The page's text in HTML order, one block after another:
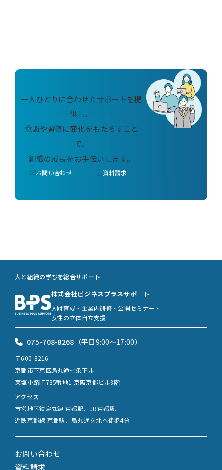
一人ひとりに合わせたサポートを提
供し、
意識や習慣に変化をもたらすこと
で、
組織の成長をお手伝いします。
お問い合わせ 資料請求
お問い合わせ
資料請求
人と組織の学びを総合サポート
株式会社ビジネスプラスサポート
人財育成・企業内研修・公開セミナー・
女性の立体自立支援
075-708-8268 （平日9:00〜17:00）
〒600-8216
京都市下京区烏丸通七条下ル
東塩小路町735番地1 京阪京都ビル8階
アクセス
市営地下鉄烏丸線 京都駅、JR京都駅、
近鉄京都線 京都駅、烏丸通を北へ徒歩4分